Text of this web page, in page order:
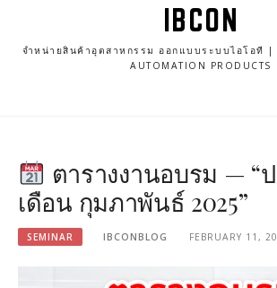
IBCON
จำหน่ายสินค้าอุตสาหกรรม ออกแบบระบบไอโอที |
AUTOMATION PRODUCTS
ตารางงานอบรม — “
เดือน กุมภาพันธ์ 2025”
SEMINAR IBCONBLOG FEBRUARY 11,